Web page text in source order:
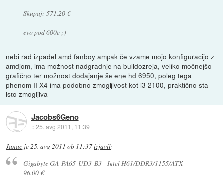
Skupaj: 571.20 €
evo pod 600e ;)
nebi rad izpadel amd fanboy ampak če vzame mojo konfiguracijo z
amdjom, ima možnost nadgradnje na bulldozreja, veliko močnejšo
grafično ter možnost dodajanje še ene hd 6950, poleg tega
phenom II X4 ima podobno zmogljivost kot i3 2100, praktično sta
isto zmogljiva
Jacobs6Geno
::25. avg 2011, 11:39
Janac je25. avg 2011 ob 11:37izjavil:
Gigabyte GA-PA65-UD3-B3 - Intel H61/DDR3/1155/ATX
96.00 €